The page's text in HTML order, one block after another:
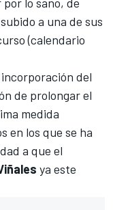
a una de sus
(calendario
del
de prolongar el
medida
en los que se ha
a que el
ya este